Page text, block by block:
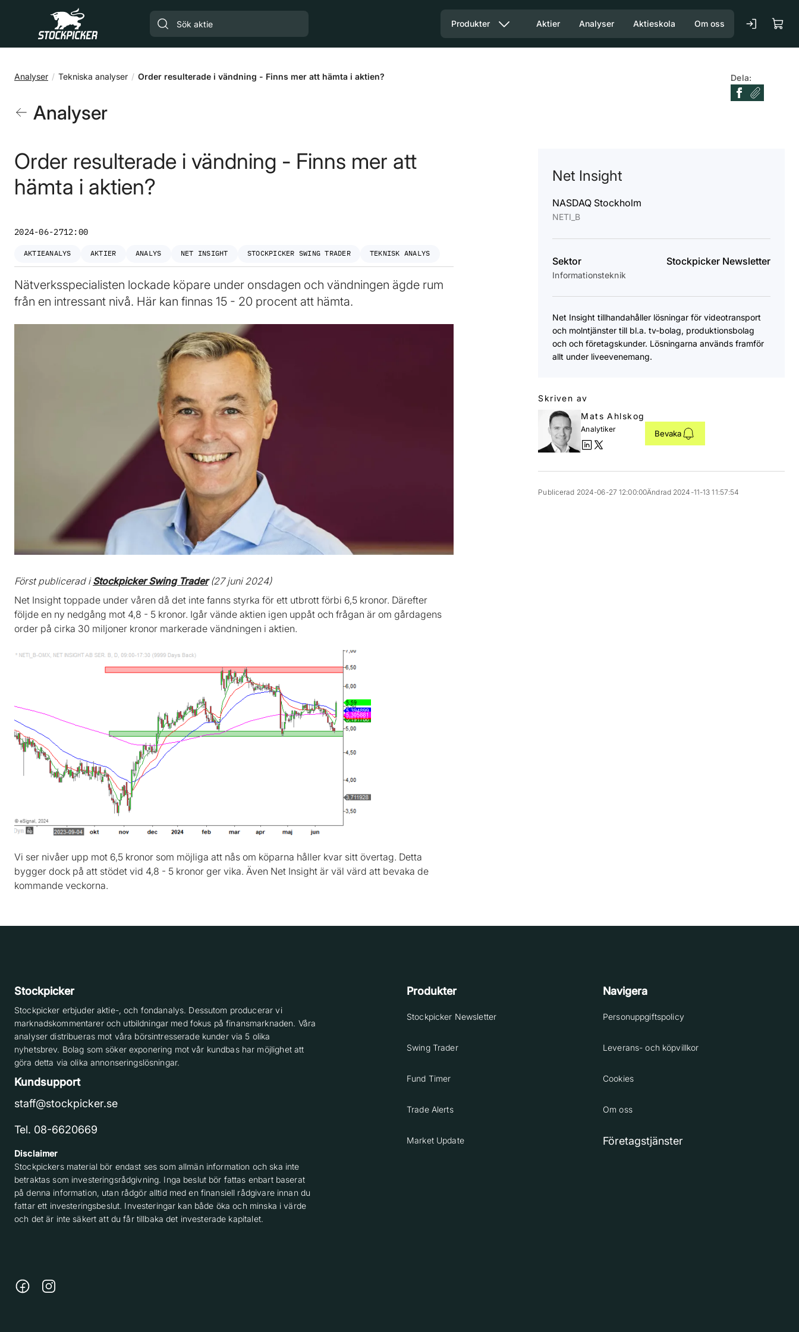
Gå till huvudinnehåll
Produkter Aktier Analyser Aktieskola Om oss
Analyser Tekniska analyser Order resulterade i vändning - Finns mer att hämta i aktien? Dela:
Analyser
Order resulterade i vändning - Finns mer att
hämta i aktien?
2024-06-2712:00
AKTIEANALYS AKTIER ANALYS NET INSIGHT STOCKPICKER SWING TRADER TEKNISK ANALYS
Nätverksspecialisten lockade köpare under onsdagen och vändningen ägde rum
från en intressant nivå. Här kan finnas 15 - 20 procent att hämta.
Först publicerad iStockpicker Swing Trader(27 juni 2024)
Net Insight toppade under våren då det inte fanns styrka för ett utbrott förbi 6,5 kronor. Därefter
följde en ny nedgång mot 4,8 - 5 kronor. Igår vände aktien igen uppåt och frågan är om gårdagens
order på cirka 30 miljoner kronor markerade vändningen i aktien.
Vi ser nivåer upp mot 6,5 kronor som möjliga att nås om köparna håller kvar sitt övertag. Detta
bygger dock på att stödet vid 4,8 - 5 kronor ger vika. Även Net Insight är väl värd att bevaka de
kommande veckorna.
Net Insight
NASDAQ Stockholm
NETI_B
Sektor
Informationsteknik
Stockpicker Newsletter
Net Insight tillhandahåller lösningar för videotransport
och molntjänster till bl.a. tv-bolag, produktionsbolag
och och företagskunder. Lösningarna används framför
allt under liveevenemang.
Skriven av
Mats Ahlskog
Analytiker Bevaka
Publicerad 2024-06-27 12:00:00Ändrad 2024-11-13 11:57:54
Stockpicker
Stockpicker erbjuder aktie-, och fondanalys. Dessutom producerar vi
marknadskommentarer och utbildningar med fokus på finansmarknaden. Våra
analyser distribueras mot våra börsintresserade kunder via 5 olika
nyhetsbrev. Bolag som söker exponering mot vår kundbas har möjlighet att
göra detta via olika annonseringslösningar.
Kundsupport
staff@stockpicker.se
Tel. 08-6620669
Disclaimer
Stockpickers material bör endast ses som allmän information och ska inte
betraktas som investeringsrådgivning. Inga beslut bör fattas enbart baserat
på denna information, utan rådgör alltid med en finansiell rådgivare innan du
fattar ett investeringsbeslut. Investeringar kan både öka och minska i värde
och det är inte säkert att du får tillbaka det investerade kapitalet.
Produkter
Stockpicker Newsletter
Swing Trader
Fund Timer
Trade Alerts
Market Update
Navigera
Personuppgiftspolicy
Leverans- och köpvillkor
Cookies
Om oss
Företagstjänster